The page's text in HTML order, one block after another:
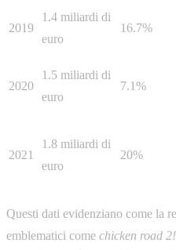
2019
1.4 miliardi di
euro
16.7%
2020
1.5 miliardi di
euro
7.1%
2021
1.8 miliardi di
euro
20%
Questi dati evidenziano come la
emblematici come chicken road 2!